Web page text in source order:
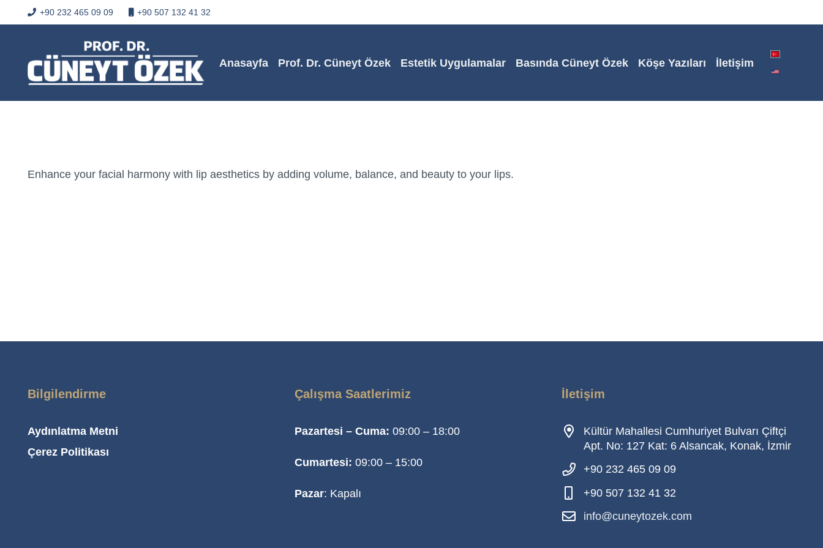
+90 232 465 09 09 +90 507 132 41 32
Anasayfa Prof. Dr. Cüneyt Özek Estetik Uygulamalar Basında Cüneyt Özek Köşe Yazıları İletişim
Enhance your facial harmony with lip aesthetics by adding volume, balance, and beauty to your lips.
Bilgilendirme
Aydınlatma Metni
Çerez Politikası
Çalışma Saatlerimiz
Pazartesi – Cuma: 09:00 – 18:00
Cumartesi: 09:00 – 15:00
Pazar: Kapalı
İletişim
Kültür Mahallesi Cumhuriyet Bulvarı Çiftçi
Apt. No: 127 Kat: 6 Alsancak, Konak, İzmir
+90 232 465 09 09
+90 507 132 41 32
info@cuneytozek.com